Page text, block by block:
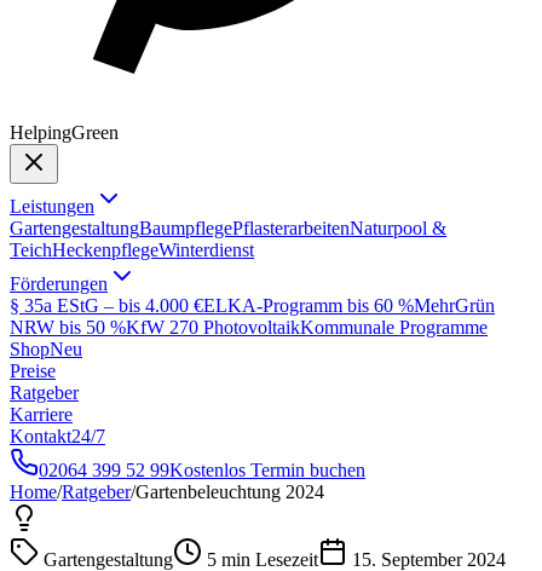
HelpingGreen
Leistungen
GartengestaltungBaumpflegePflasterarbeitenNaturpool &
TeichHeckenpflegeWinterdienst
Förderungen
§ 35a EStG – bis 4.000 €ELKA-Programm bis 60 %MehrGrün
NRW bis 50 %KfW 270 PhotovoltaikKommunale Programme
ShopNeu
Preise
Ratgeber
Karriere
Kontakt24/7
02064 399 52 99Kostenlos Termin buchen
Home/Ratgeber/Gartenbeleuchtung 2024
Gartengestaltung 5 min Lesezeit 15. September 2024